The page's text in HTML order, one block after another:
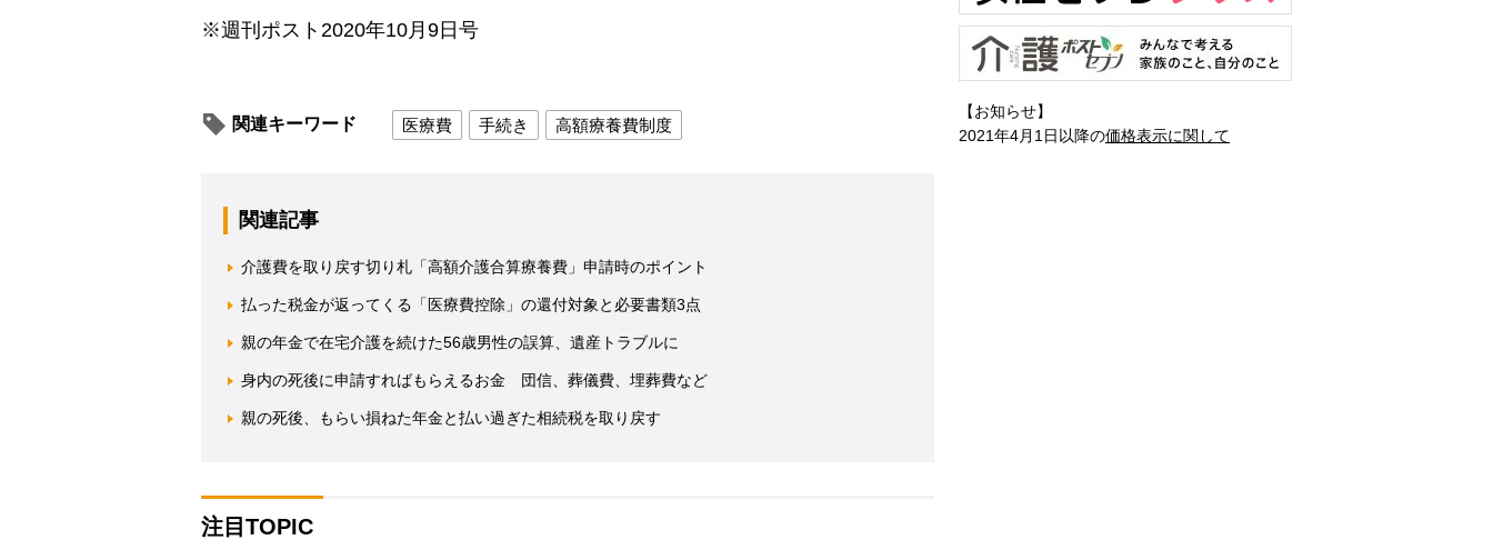
※週刊ポスト2020年10月9日号
関連キーワード 医療費 手続き 高額療養費制度
関連記事
介護費を取り戻す切り札「高額介護合算療養費」申請時のポイント
払った税金が返ってくる「医療費控除」の還付対象と必要書類3点
親の年金で在宅介護を続けた56歳男性の誤算、遺産トラブルに
身内の死後に申請すればもらえるお金 団信、葬儀費、埋葬費など
親の死後、もらい損ねた年金と払い過ぎた相続税を取り戻す
注目TOPIC
【お知らせ】
2021年4月1日以降の価格表示に関して